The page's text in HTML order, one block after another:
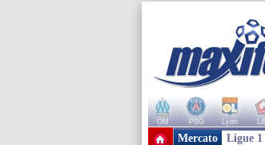
OM PSG Lyon
+ de clubs
Mercato Ligue 1